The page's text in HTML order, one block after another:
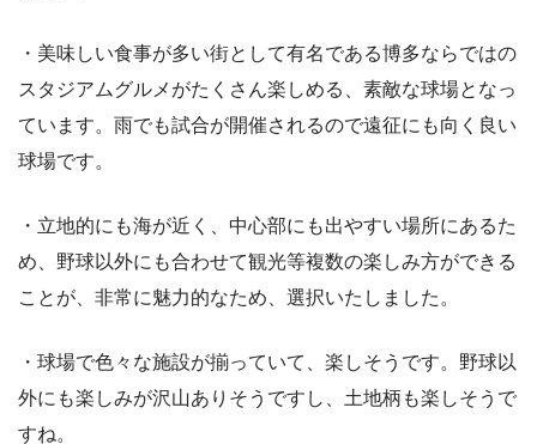
・美味しい食事が多い街として有名である博多ならではの
スタジアムグルメがたくさん楽しめる、素敵な球場となっ
ています。雨でも試合が開催されるので遠征にも向く良い
球場です。
・立地的にも海が近く、中心部にも出やすい場所にあるた
め、野球以外にも合わせて観光等複数の楽しみ方ができる
ことが、非常に魅力的なため、選択いたしました。
・球場で色々な施設が揃っていて、楽しそうです。野球以
外にも楽しみが沢山ありそうですし、土地柄も楽しそうで
すね。